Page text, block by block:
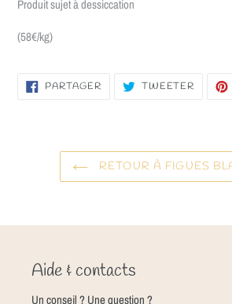
Produit sujet à dessiccation
(58€/kg)
PARTAGERPARTAGER
SUR
TWEETER
RETOUR À FIGUES
Aide & contacts
Un conseil ? Une question ?